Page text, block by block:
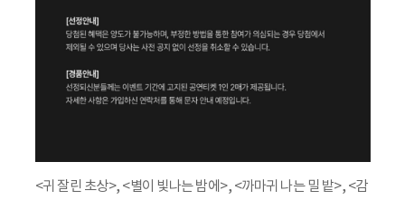
<귀 잘린 초상>, <별이 빛나는 밤에>, <까마귀 나는 밀 밭>, <감